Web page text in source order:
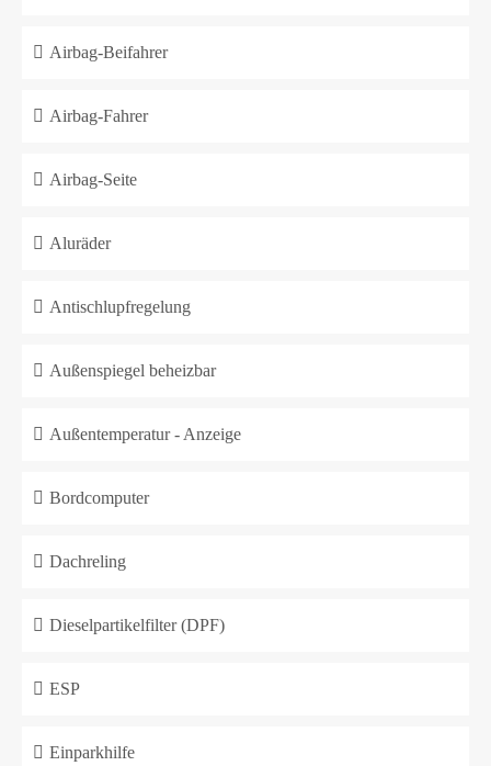
Airbag-Beifahrer
Airbag-Fahrer
Airbag-Seite
Aluräder
Antischlupfregelung
Außenspiegel beheizbar
Außentemperatur - Anzeige
Bordcomputer
Dachreling
Dieselpartikelfilter (DPF)
ESP
Einparkhilfe